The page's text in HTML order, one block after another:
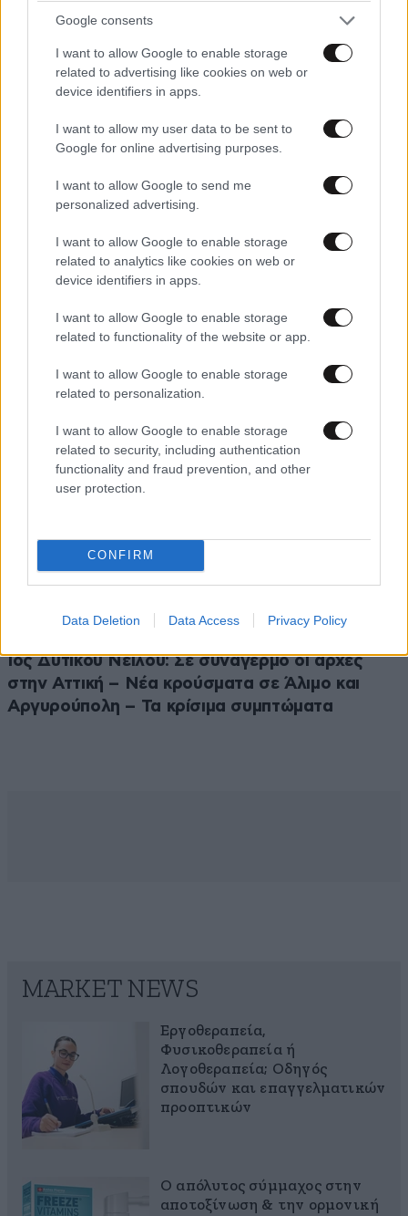
Google consents
I want to allow Google to enable storage
related to advertising like cookies on web or
device identifiers in apps.
I want to allow my user data to be sent to
Google for online advertising purposes.
I want to allow Google to send me
personalized advertising.
I want to allow Google to enable storage
related to analytics like cookies on web or
device identifiers in apps.
I want to allow Google to enable storage
related to functionality of the website or app.
I want to allow Google to enable storage
related to personalization.
I want to allow Google to enable storage
related to security, including authentication
functionality and fraud prevention, and other
user protection.
CONFIRM
Data Deletion Data Access Privacy Policy
09·08·2026 01:24
στέρησαν την αγκαλιά του πατέρα μου» – Ρίγη
συγκίνησης στο Παραλίμνι Κύπρου
Ιός Δυτικού Νείλου: Σε συναγερμό οι αρχές
στην Αττική – Νέα κρούσματα σε Άλιμο και
Αργυρούπολη – Τα κρίσιμα συμπτώματα
MARKET NEWS
Εργοθεραπεία,
Φυσικοθεραπεία ή
Λογοθεραπεία; Οδηγός
σπουδών και επαγγελματικών
προοπτικών
Ο απόλυτος σύμμαχος στην
αποτοξίνωση & την ορμονική